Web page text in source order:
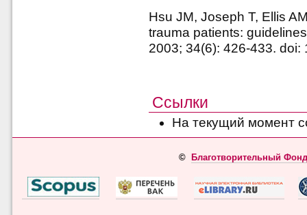
Hsu JM, Joseph T, Ellis
trauma patients:
2003; 34(6): 426-433.
Ссылки
На текущий момент
© Благотворительный